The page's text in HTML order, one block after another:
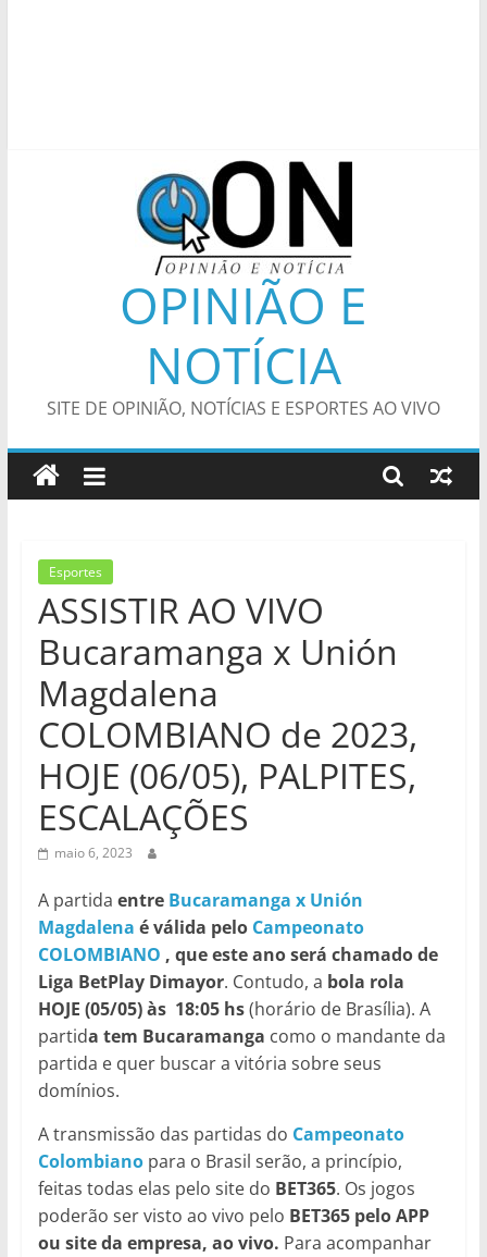
OPINIÃO E
NOTÍCIA
SITE DE OPINIÃO, NOTÍCIAS E ESPORTES AO VIVO
Esportes
ASSISTIR AO VIVO
Bucaramanga x Unión
Magdalena
COLOMBIANO de 2023,
HOJE (06/05), PALPITES,
ESCALAÇÕES
maio 6, 2023
A partida entre Bucaramanga x Unión
Magdalena é válida pelo Campeonato
COLOMBIANO , que este ano será chamado de
Liga BetPlay Dimayor. Contudo, a bola rola
HOJE (05/05) às 18:05 hs(horário de Brasília). A
partida tem Bucaramanga como o mandante da
partida e quer buscar a vitória sobre seus
domínios.
A transmissão das partidas do Campeonato
Colombiano para o Brasil serão, a princípio,
feitas todas elas pelo site do BET365. Os jogos
poderão ser visto ao vivo pelo BET365 pelo APP
ou site da empresa, ao vivo. Para acompanhar